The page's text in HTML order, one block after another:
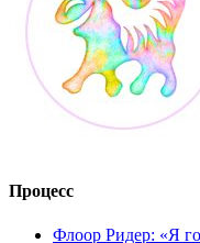
Процесс
Флоор Ридер: «Я